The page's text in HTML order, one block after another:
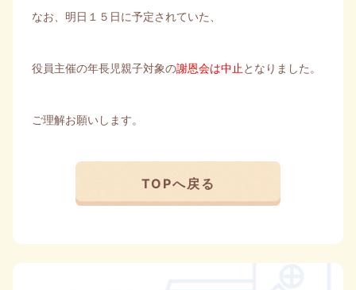
なお、明日１５日に予定されていた、
役員主催の年長児親子対象の謝恩会は中止 となりました。
ご理解お願いします。
TOPへ戻る